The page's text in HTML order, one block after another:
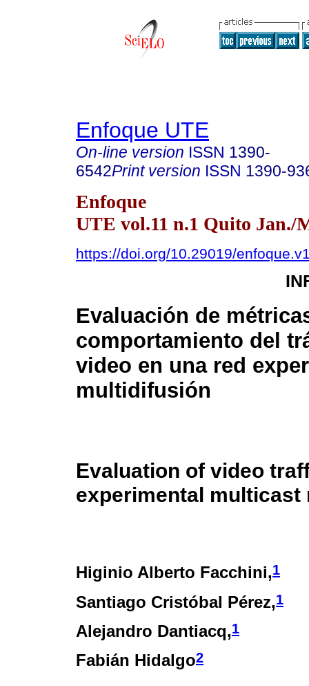
Enfoque UTE
On-line version ISSN 1390-
6542Print version ISSN 1390-
Enfoque
UTE vol.11 n.1 Quito Jan./
https://doi.org/10.29019/
Evaluación de
comportamiento del
video en una red
multidifusión
Evaluation of video
experimental multicast
Higinio Alberto Facchini,1
Santiago Cristóbal Pérez,1
Alejandro Dantiacq,1
Fabián Hidalgo2